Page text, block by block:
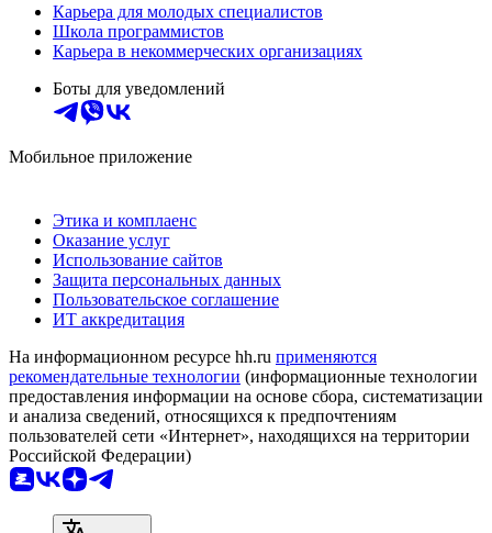
Карьера для молодых специалистов
Школа программистов
Карьера в некоммерческих организациях
Боты для уведомлений
Мобильное приложение
Этика и комплаенс
Оказание услуг
Использование сайтов
Защита персональных данных
Пользовательское соглашение
ИТ аккредитация
На информационном ресурсе hh.ru применяются
рекомендательные технологии (информационные технологии
предоставления информации на основе сбора, систематизации
и анализа сведений, относящихся к предпочтениям
пользователей сети «Интернет», находящихся на территории
Российской Федерации)